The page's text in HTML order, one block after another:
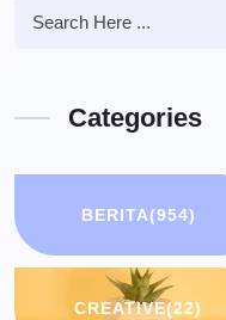
Categories
BERITA(954)
CREATIVE(22)